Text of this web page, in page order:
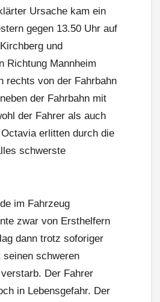
Ursache kam ein
gegen 13.50 Uhr auf
und
Richtung Mannheim
rechts von der Fahrbahn
der Fahrbahn mit
der Fahrer als auch
erlitten durch die
schwerste
im Fahrzeug
zwar von Ersthelfern
dann trotz soforiger
seinen schweren
Der Fahrer
in Lebensgefahr. Der